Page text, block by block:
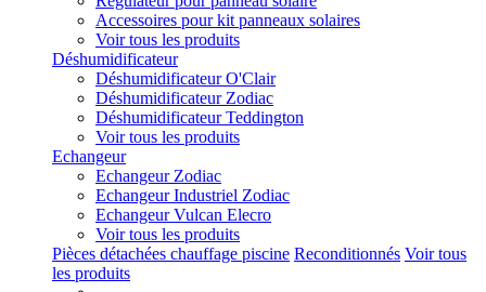
Accessoires pour kit panneaux solaires
Voir tous les produits
Déshumidificateur
Déshumidificateur O'Clair
Déshumidificateur Zodiac
Déshumidificateur Teddington
Voir tous les produits
Echangeur
Echangeur Zodiac
Echangeur Industriel Zodiac
Echangeur Vulcan Elecro
Voir tous les produits
Pièces détachées chauffage piscine Reconditionnés Voir tous
les produits